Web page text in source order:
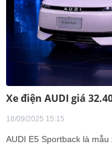
Xe điện AUDI giá
18/09/2025 15:15
AUDI E5 Sportback là